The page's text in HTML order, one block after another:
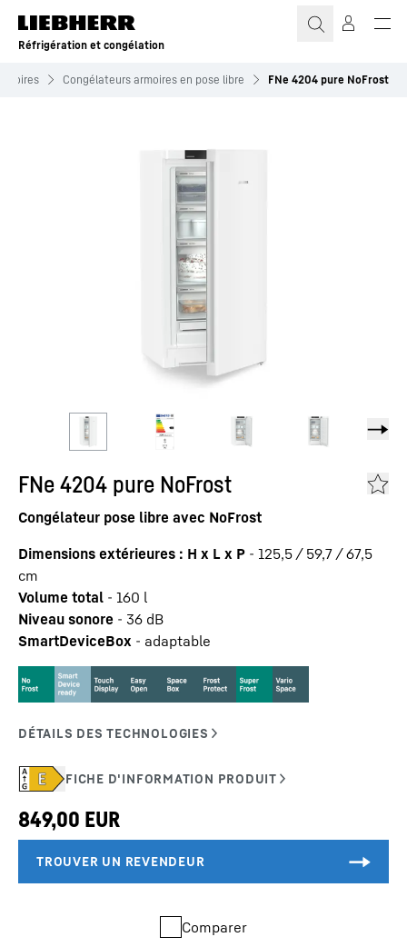
Réfrigération et congélation
Congélateurs armoires en pose libre FNe 4204 pure NoFrost
FNe 4204 pure NoFrost
Congélateur pose libre avec NoFrost
Dimensions extérieures : H x L x P - 125,5 / 59,7 / 67,5
cm
Volume total - 160 l
Niveau sonore - 36 dB
SmartDeviceBox - adaptable
Comparer